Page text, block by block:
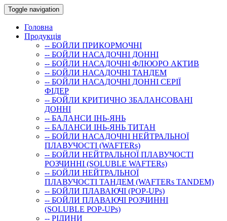
Toggle navigation
Головна
Продукція
-- БОЙЛИ ПРИКОРМОЧНI
-- БОЙЛИ НАСАДОЧНI ДОННI
-- БОЙЛИ НАСАДОЧНІ ФЛЮОРО АКТИВ
-- БОЙЛИ НАСАДОЧНІ ТАНДЕМ
-- БОЙЛИ НАСАДОЧНI ДОННI СЕРIÏ
ФIДЕР
-- БОЙЛИ КРИТИЧНО ЗБАЛАНСОВАНІ
ДОННІ
-- БАЛАНСИ ІНЬ-ЯНЬ
-- БАЛАНСИ ІНЬ-ЯНЬ ТИТАН
-- БОЙЛИ НАСАДОЧНI НЕЙТРАЛЬНОÏ
ПЛАВУЧОСТI (WAFTERs)
-- БОЙЛИ НЕЙТРАЛЬНОЇ ПЛАВУЧОСТІ
РОЗЧИННІ (SOLUBLE WAFTERs)
-- БОЙЛИ НЕЙТРАЛЬНОЇ
ПЛАВУЧОСТІ ТАНДЕМ (WAFTERs TANDEM)
-- БОЙЛИ ПЛАВАЮЧІ (POP-UPs)
-- БОЙЛИ ПЛАВАЮЧI РОЗЧИННI
(SOLUBLE POP-UPs)
-- РIДИНИ